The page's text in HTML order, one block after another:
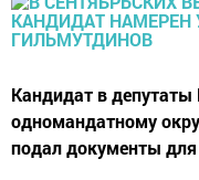
Кандидат в
одномандатному
подал документы